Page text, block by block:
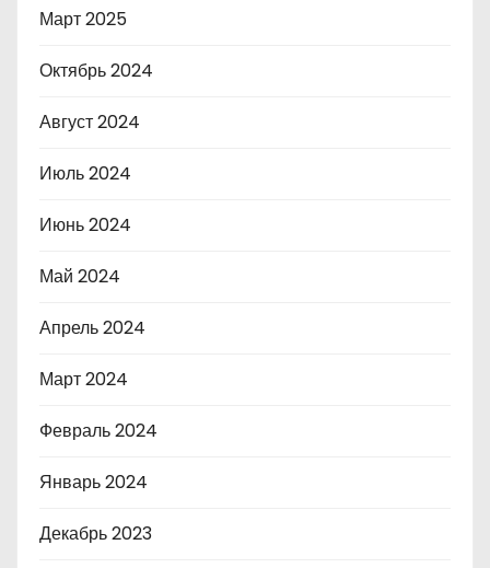
Март 2025
Октябрь 2024
Август 2024
Июль 2024
Июнь 2024
Май 2024
Апрель 2024
Март 2024
Февраль 2024
Январь 2024
Декабрь 2023